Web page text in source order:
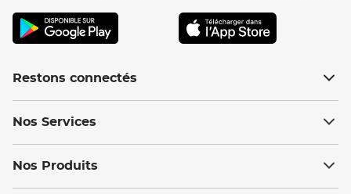
Restons connectés
Nos Services
Nos Produits